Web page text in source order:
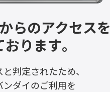
らのアクセスを
ります。
判定されたため、
ンダイのご利用を